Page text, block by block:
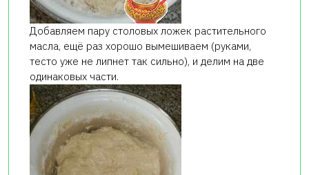
Добавляем пару столовых ложек растительного
масла, ещё раз хорошо вымешиваем (руками,
тесто уже не липнет так сильно), и делим на две
одинаковых части.